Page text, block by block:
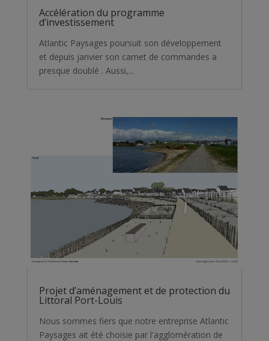
Accélération du programme
d’investissement
Atlantic Paysages poursuit son développement
et depuis janvier son carnet de commandes a
presque doublé . Aussi,...
Projet d’aménagement et de protection du
Littoral Port-Louis
Nous sommes fiers que notre entreprise Atlantic
Paysages ait été choisie par l'agglomération de